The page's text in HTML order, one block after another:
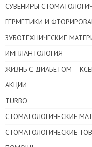
СУВЕНИРЫ
ГЕРМЕТИКИ И
ЗУБОТЕХНИЧЕСКИЕ
ИМПЛАНТОЛОГИЯ
ЖИЗНЬ С ДИАБЕТОМ –
АКЦИИ
TURBO
СТОМАТОЛОГИЧЕСКИЕ
СТОМАТОЛОГИЧЕСКИЕ